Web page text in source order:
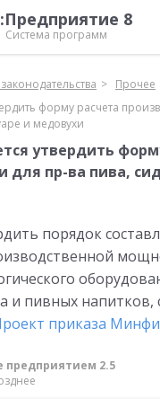
8
Система программ
Прочее
форму расчета
и медовухи
утвердить
для пр-ва пива,
порядок
и пивных напитков,
приказа
предприятием 2.5